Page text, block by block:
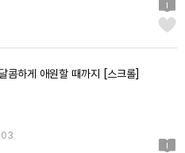
콤하게 애원할 때까지 [스크롤]